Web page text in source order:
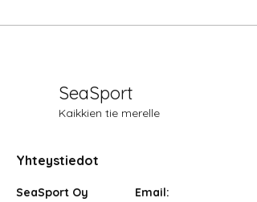
SeaSport
Kaikkien tie merelle
Yhteystiedot
SeaSport Oy
Email: